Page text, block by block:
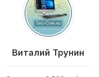
Виталий Трунин